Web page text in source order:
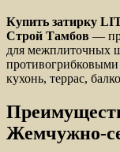
Купить затирку
Строй Тамбов —
для межплиточных
кухонь, террас,
Жемчужно-